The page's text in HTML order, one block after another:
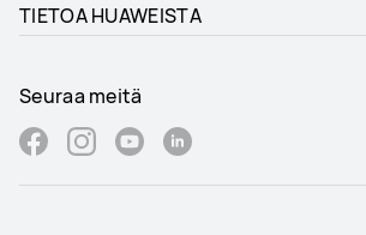
TIETOA HUAWEISTA
Seuraa meitä